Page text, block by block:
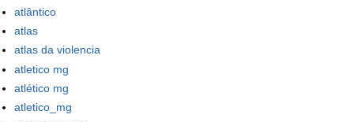
atlântico
atlas
atlas da violencia
atletico mg
atlético mg
atletico_mg